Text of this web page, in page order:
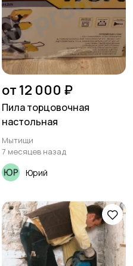
от 12 000 ₽
Пила торцовочная
настольная
Мытищи
7 месяцев назад
Юрий